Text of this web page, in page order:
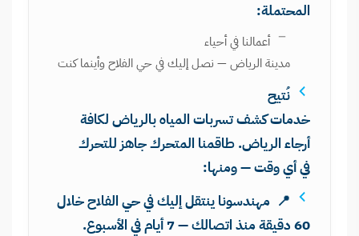
المحتملة:
أعمالنا في أحياء
مدينة الرياض — نصل إليك في حي الفلاح وأينما كنت
نُتيح
خدمات كشف تسربات المياه بالرياض لكافة
أرجاء الرياض. طاقمنا المتحرك جاهز للتحرك
في أي وقت — ومنها:
📍 مهندسونا ينتقل إليك في حي الفلاح خلال
60 دقيقة منذ اتصالك — 7 أيام في الأسبوع.